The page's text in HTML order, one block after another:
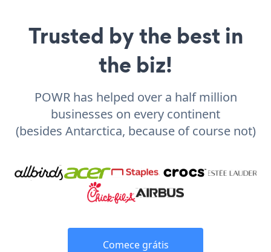
Trusted by the best in
the biz!
POWR has helped over a half million
businesses on every continent
(besides Antarctica, because of course not)
Comece grátis